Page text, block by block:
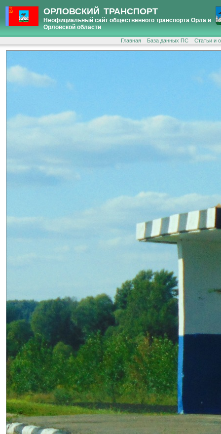
ОРЛОВСКИЙ ТРАНСПОРТ
Неофициальный сайт общественного транспорта Орла и
Орловской области
Главная База данных ПС Статьи и